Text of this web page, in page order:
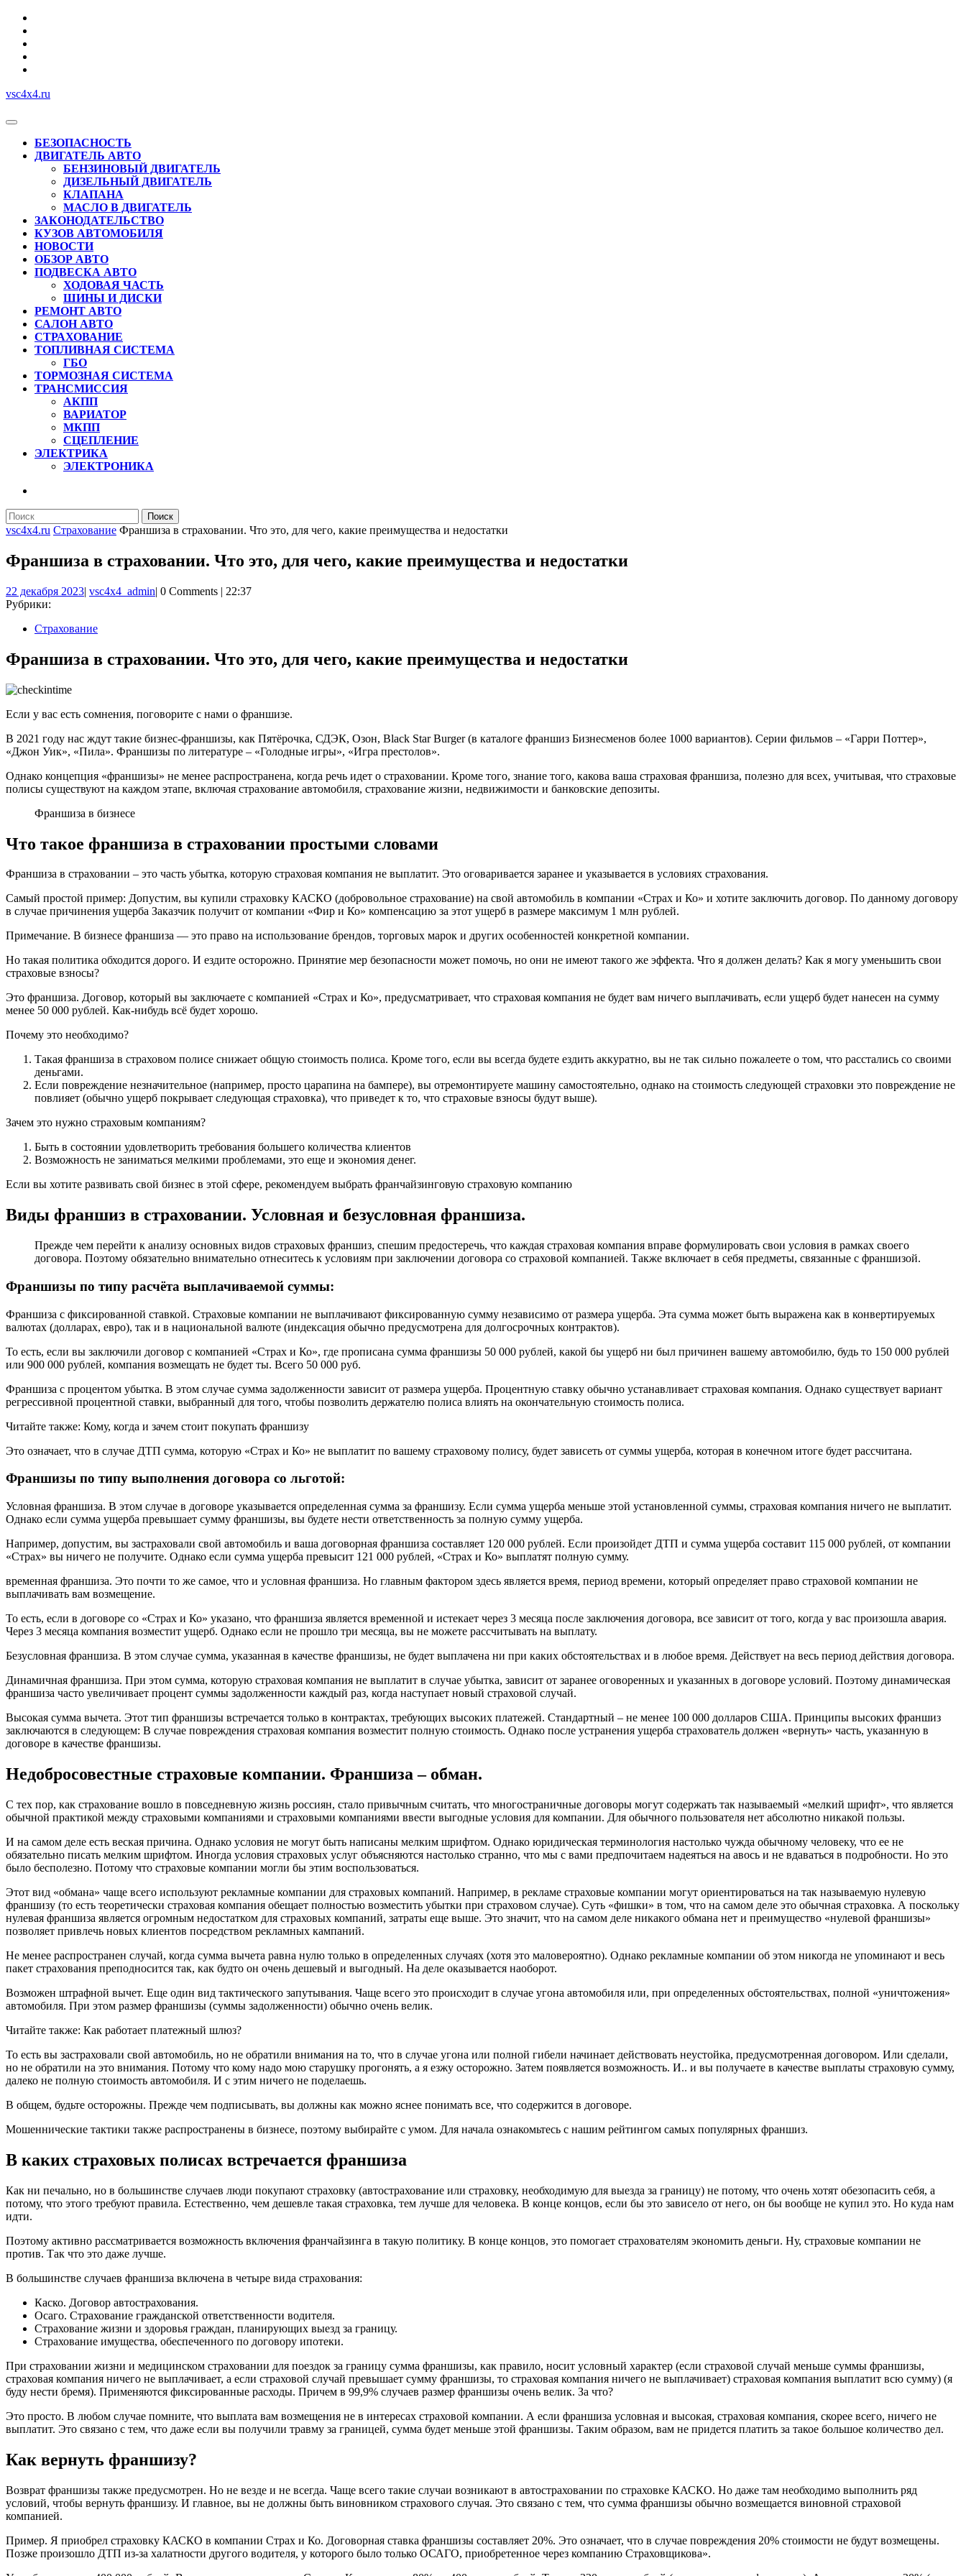
Перейти
содержимому
vsc4x4.ru
Кнопка
ОткрытьБЕЗОПАСНОСТЬ
ДВИГАТЕЛЬ АВТО
БЕНЗИНОВЫЙ ДВИГАТЕЛЬ
ДИЗЕЛЬНЫЙ ДВИГАТЕЛЬ
КЛАПАНА
МАСЛО В ДВИГАТЕЛЬ
ЗАКОНОДАТЕЛЬСТВО
КУЗОВ АВТОМОБИЛЯ
НОВОСТИ
ОБЗОР АВТО
ПОДВЕСКА АВТО
ХОДОВАЯ ЧАСТЬ
ШИНЫ И ДИСКИ
РЕМОНТ АВТО
САЛОН АВТО
СТРАХОВАНИЕ
ТОПЛИВНАЯ СИСТЕМА
ГБО
ТОРМОЗНАЯ СИСТЕМА
ТРАНСМИССИЯ
АКПП
ВАРИАТОР
МКПП
СЦЕПЛЕНИЕ
ЭЛЕКТРИКА
ЭЛЕКТРОНИКА
КНОПКА
Найти:
vsc4x4.ru Страхование Франшиза в страховании. Что это, для чего, какие преимущества и недостатки
Франшиза в страховании. Что это, для чего, какие преимущества и недостатки
22 декабря 202322
| vsc4x4_adminvsc4x4_admin
| 0 Comments | 22:37
Рубрики:
Страхование
Франшиза в страховании. Что это, для чего, какие преимущества и недостатки
Если у вас есть сомнения, поговорите с нами о франшизе.
В 2021 году нас ждут такие бизнес-франшизы, как Пятёрочка, СДЭК, Озон, Black Star Burger (в каталоге франшиз Бизнесменов более 1000 вариантов). Серии фильмов – «Гарри Поттер»,
«Джон Уик», «Пила». Франшизы по литературе – «Голодные игры», «Игра престолов».
Однако концепция «франшизы» не менее распространена, когда речь идет о страховании. Кроме того, знание того, какова ваша страховая франшиза, полезно для всех, учитывая, что страховые
полисы существуют на каждом этапе, включая страхование автомобиля, страхование жизни, недвижимости и банковские депозиты.
Франшиза в бизнесе
Что такое франшиза в страховании простыми словами
Франшиза в страховании – это часть убытка, которую страховая компания не выплатит. Это оговаривается заранее и указывается в условиях страхования.
Самый простой пример: Допустим, вы купили страховку КАСКО (добровольное страхование) на свой автомобиль в компании «Страх и Ко» и хотите заключить договор. По данному договору
в случае причинения ущерба Заказчик получит от компании «Фир и Ко» компенсацию за этот ущерб в размере максимум 1 млн рублей.
Примечание. В бизнесе франшиза — это право на использование брендов, торговых марок и других особенностей конкретной компании.
Но такая политика обходится дорого. И ездите осторожно. Принятие мер безопасности может помочь, но они не имеют такого же эффекта. Что я должен делать? Как я могу уменьшить свои
страховые взносы?
Это франшиза. Договор, который вы заключаете с компанией «Страх и Ко», предусматривает, что страховая компания не будет вам ничего выплачивать, если ущерб будет нанесен на сумму
менее 50 000 рублей. Как-нибудь всё будет хорошо.
Почему это необходимо?
Такая франшиза в страховом полисе снижает общую стоимость полиса. Кроме того, если вы всегда будете ездить аккуратно, вы не так сильно пожалеете о том, что расстались со своими
деньгами.
Если повреждение незначительное (например, просто царапина на бампере), вы отремонтируете машину самостоятельно, однако на стоимость следующей страховки это повреждение не
повлияет (обычно ущерб покрывает следующая страховка), что приведет к то, что страховые взносы будут выше).
Зачем это нужно страховым компаниям?
Быть в состоянии удовлетворить требования большего количества клиентов
Возможность не заниматься мелкими проблемами, это еще и экономия денег.
Если вы хотите развивать свой бизнес в этой сфере, рекомендуем выбрать франчайзинговую страховую компанию
Виды франшиз в страховании. Условная и безусловная франшиза.
Прежде чем перейти к анализу основных видов страховых франшиз, спешим предостеречь, что каждая страховая компания вправе формулировать свои условия в рамках своего
договора. Поэтому обязательно внимательно отнеситесь к условиям при заключении договора со страховой компанией. Также включает в себя предметы, связанные с франшизой.
Франшизы по типу расчёта выплачиваемой суммы:
Франшиза с фиксированной ставкой. Страховые компании не выплачивают фиксированную сумму независимо от размера ущерба. Эта сумма может быть выражена как в конвертируемых
валютах (долларах, евро), так и в национальной валюте (индексация обычно предусмотрена для долгосрочных контрактов).
То есть, если вы заключили договор с компанией «Страх и Ко», где прописана сумма франшизы 50 000 рублей, какой бы ущерб ни был причинен вашему автомобилю, будь то 150 000 рублей
или 900 000 рублей, компания возмещать не будет ты. Всего 50 000 руб.
Франшиза с процентом убытка. В этом случае сумма задолженности зависит от размера ущерба. Процентную ставку обычно устанавливает страховая компания. Однако существует вариант
регрессивной процентной ставки, выбранный для того, чтобы позволить держателю полиса влиять на окончательную стоимость полиса.
Читайте также: Кому, когда и зачем стоит покупать франшизу
Это означает, что в случае ДТП сумма, которую «Страх и Ко» не выплатит по вашему страховому полису, будет зависеть от суммы ущерба, которая в конечном итоге будет рассчитана.
Франшизы по типу выполнения договора со льготой:
Условная франшиза. В этом случае в договоре указывается определенная сумма за франшизу. Если сумма ущерба меньше этой установленной суммы, страховая компания ничего не выплатит.
Однако если сумма ущерба превышает сумму франшизы, вы будете нести ответственность за полную сумму ущерба.
Например, допустим, вы застраховали свой автомобиль и ваша договорная франшиза составляет 120 000 рублей. Если произойдет ДТП и сумма ущерба составит 115 000 рублей, от компании
«Страх» вы ничего не получите. Однако если сумма ущерба превысит 121 000 рублей, «Страх и Ко» выплатят полную сумму.
временная франшиза. Это почти то же самое, что и условная франшиза. Но главным фактором здесь является время, период времени, который определяет право страховой компании не
выплачивать вам возмещение.
То есть, если в договоре со «Страх и Ко» указано, что франшиза является временной и истекает через 3 месяца после заключения договора, все зависит от того, когда у вас произошла авария.
Через 3 месяца компания возместит ущерб. Однако если не прошло три месяца, вы не можете рассчитывать на выплату.
Безусловная франшиза. В этом случае сумма, указанная в качестве франшизы, не будет выплачена ни при каких обстоятельствах и в любое время. Действует на весь период действия договора.
Динамичная франшиза. При этом сумма, которую страховая компания не выплатит в случае убытка, зависит от заранее оговоренных и указанных в договоре условий. Поэтому динамическая
франшиза часто увеличивает процент суммы задолженности каждый раз, когда наступает новый страховой случай.
Высокая сумма вычета. Этот тип франшизы встречается только в контрактах, требующих высоких платежей. Стандартный – не менее 100 000 долларов США. Принципы высоких франшиз
заключаются в следующем: В случае повреждения страховая компания возместит полную стоимость. Однако после устранения ущерба страхователь должен «вернуть» часть, указанную в
договоре в качестве франшизы.
Недобросовестные страховые компании. Франшиза – обман.
С тех пор, как страхование вошло в повседневную жизнь россиян, стало привычным считать, что многостраничные договоры могут содержать так называемый «мелкий шрифт», что является
обычной практикой между страховыми компаниями и страховыми компаниями ввести выгодные условия для компании. Для обычного пользователя нет абсолютно никакой пользы.
И на самом деле есть веская причина. Однако условия не могут быть написаны мелким шрифтом. Однако юридическая терминология настолько чужда обычному человеку, что ее не
обязательно писать мелким шрифтом. Иногда условия страховых услуг объясняются настолько странно, что мы с вами предпочитаем надеяться на авось и не вдаваться в подробности. Но это
было бесполезно. Потому что страховые компании могли бы этим воспользоваться.
Этот вид «обмана» чаще всего используют рекламные компании для страховых компаний. Например, в рекламе страховые компании могут ориентироваться на так называемую нулевую
франшизу (то есть теоретически страховая компания обещает полностью возместить убытки при страховом случае). Суть «фишки» в том, что на самом деле это обычная страховка. А поскольку
нулевая франшиза является огромным недостатком для страховых компаний, затраты еще выше. Это значит, что на самом деле никакого обмана нет и преимущество «нулевой франшизы»
позволяет привлечь новых клиентов посредством рекламных кампаний.
Не менее распространен случай, когда сумма вычета равна нулю только в определенных случаях (хотя это маловероятно). Однако рекламные компании об этом никогда не упоминают и весь
пакет страхования преподносится так, как будто он очень дешевый и выгодный. На деле оказывается наоборот.
Возможен штрафной вычет. Еще один вид тактического запутывания. Чаще всего это происходит в случае угона автомобиля или, при определенных обстоятельствах, полной «уничтожения»
автомобиля. При этом размер франшизы (суммы задолженности) обычно очень велик.
Читайте также: Как работает платежный шлюз?
То есть вы застраховали свой автомобиль, но не обратили внимания на то, что в случае угона или полной гибели начинает действовать неустойка, предусмотренная договором. Или сделали,
но не обратили на это внимания. Потому что кому надо мою старушку прогонять, а я езжу осторожно. Затем появляется возможность. И.. и вы получаете в качестве выплаты страховую сумму,
далеко не полную стоимость автомобиля. И с этим ничего не поделаешь.
В общем, будьте осторожны. Прежде чем подписывать, вы должны как можно яснее понимать все, что содержится в договоре.
Мошеннические тактики также распространены в бизнесе, поэтому выбирайте с умом. Для начала ознакомьтесь с нашим рейтингом самых популярных франшиз.
В каких страховых полисах встречается франшиза
Как ни печально, но в большинстве случаев люди покупают страховку (автострахование или страховку, необходимую для выезда за границу) не потому, что очень хотят обезопасить себя, а
потому, что этого требуют правила. Естественно, чем дешевле такая страховка, тем лучше для человека. В конце концов, если бы это зависело от него, он бы вообще не купил это. Но куда нам
идти.
Поэтому активно рассматривается возможность включения франчайзинга в такую ​​политику. В конце концов, это помогает страхователям экономить деньги. Ну, страховые компании не
против. Так что это даже лучше.
В большинстве случаев франшиза включена в четыре вида страхования:
Каско. Договор автострахования.
Осаго. Страхование гражданской ответственности водителя.
Страхование жизни и здоровья граждан, планирующих выезд за границу.
Страхование имущества, обеспеченного по договору ипотеки.
При страховании жизни и медицинском страховании для поездок за границу сумма франшизы, как правило, носит условный характер (если страховой случай меньше суммы франшизы,
страховая компания ничего не выплачивает, а если страховой случай превышает сумму франшизы, то страховая компания ничего не выплачивает) страховая компания выплатит всю сумму) (я
буду нести бремя). Применяются фиксированные расходы. Причем в 99,9% случаев размер франшизы очень велик. За что?
Это просто. В любом случае помните, что выплата вам возмещения не в интересах страховой компании. А если франшиза условная и высокая, страховая компания, скорее всего, ничего не
выплатит. Это связано с тем, что даже если вы получили травму за границей, сумма будет меньше этой франшизы. Таким образом, вам не придется платить за такое большое количество дел.
Как вернуть франшизу?
Возврат франшизы также предусмотрен. Но не везде и не всегда. Чаще всего такие случаи возникают в автостраховании по страховке КАСКО. Но даже там необходимо выполнить ряд
условий, чтобы вернуть франшизу. И главное, вы не должны быть виновником страхового случая. Это связано с тем, что сумма франшизы обычно возмещается виновной страховой
компанией.
Пример. Я приобрел страховку КАСКО в компании Страх и Ко. Договорная ставка франшизы составляет 20%. Это означает, что в случае повреждения 20% стоимости не будут возмещены.
Позже произошло ДТП из-за халатности другого водителя, у которого было только ОСАГО, приобретенное через компанию Страховщикова».